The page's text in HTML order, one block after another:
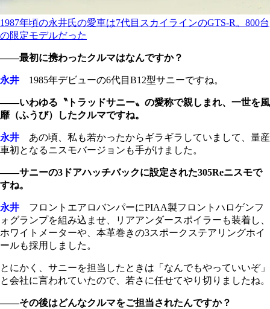
1987年頃の永井氏の愛車は7代目スカイラインのGTS-R。800台
の限定モデルだった
――最初に携わったクルマはなんですか？
永井 1985年デビューの6代目B12型サニーですね。
――いわゆる〝トラッドサニー〟の愛称で親しまれ、一世を風
靡（ふうび）したクルマですね。
永井 あの頃、私も若かったからギラギラしていまして、量産
車初となるニスモバージョンも手がけました。
――サニーの3ドアハッチバックに設定された305Reニスモで
すね。
永井 フロントエアロバンパーにPIAA製フロントハロゲンフ
ォグランプを組み込ませ、リアアンダースポイラーも装着し、
ホワイトメーターや、本革巻きの3スポークステアリングホイ
ールも採用しました。
とにかく、サニーを担当したときは「なんでもやっていいぞ」
と会社に言われていたので、若さに任せてやり切りましたね。
――その後はどんなクルマをご担当されたんですか？